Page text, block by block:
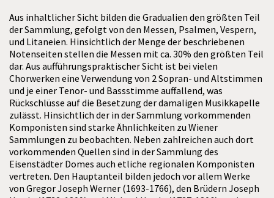
Aus inhaltlicher Sicht bilden die Gradualien den größten Teil
der Sammlung, gefolgt von den Messen, Psalmen, Vespern,
und Litaneien. Hinsichtlich der Menge der beschriebenen
Notenseiten stellen die Messen mit ca. 30% den größten Teil
dar. Aus aufführungspraktischer Sicht ist bei vielen
Chorwerken eine Verwendung von 2 Sopran- und Altstimmen
und je einer Tenor- und Bassstimme auffallend, was
Rückschlüsse auf die Besetzung der damaligen Musikkapelle
zulässt. Hinsichtlich der in der Sammlung vorkommenden
Komponisten sind starke Ähnlichkeiten zu Wiener
Sammlungen zu beobachten. Neben zahlreichen auch dort
vorkommenden Quellen sind in der Sammlung des
Eisenstädter Domes auch etliche regionalen Komponisten
vertreten. Den Hauptanteil bilden jedoch vor allem Werke
von Gregor Joseph Werner (1693-1766), den Brüdern Joseph